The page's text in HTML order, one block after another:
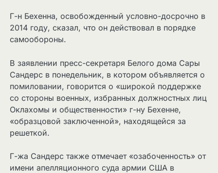
Г-н Бехенна, освобожденный условно-досрочно в
2014 году, сказал, что он действовал в порядке
самообороны.
В заявлении пресс-секретаря Белого дома Сары
Сандерс в понедельник, в котором объявляется о
помиловании, говорится о «широкой поддержке
со стороны военных, избранных должностных лиц
Оклахомы и общественности» г-ну Бехенне,
«образцовой заключенной», находящейся за
решеткой.
Г-жа Сандерс также отмечает «озабоченность» от
имени апелляционного суда армии США в